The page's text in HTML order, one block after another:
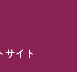
サイト